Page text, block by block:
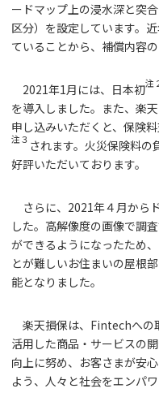
ードマップ上の浸水深と突
区分）を設定しています。
ていることから、補償内容
2021年1月には、日本初注
を導入しました。また、楽
申し込みいただくと、保険
注３ されます。火災保険料
好評いただいております。
さらに、2021年４月から
した。高解像度の画像で調
ができるようになったため
とが難しいお住まいの屋根
能となりました。
楽天損保は、Fintechへの
活用した商品・サービスの
向上に努め、お客さまが安
よう、人々と社会をエンパ